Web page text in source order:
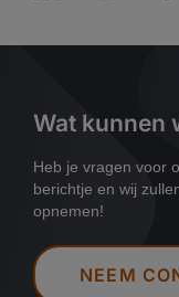
Wat kunnen
Heb je vragen voor
berichtje en wij
opnemen!
NEEM